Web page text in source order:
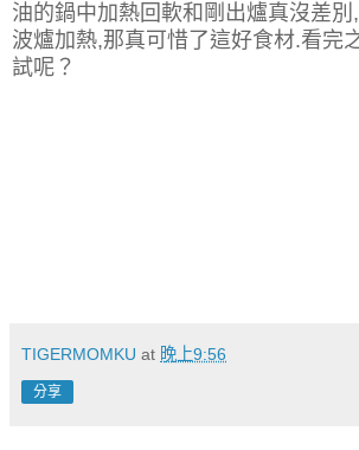
油的鍋中加熱回軟和剛出爐真沒差
波爐加熱,那真可惜了這好食材.看完
試呢？
TIGERMOMKU at 晚上9:56
分享